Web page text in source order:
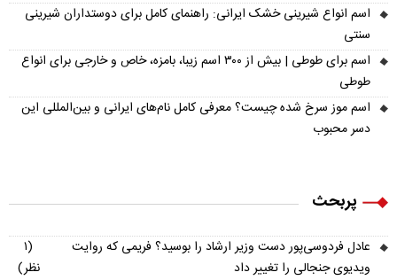
اسم انواع شیرینی خشک ایرانی: راهنمای کامل برای دوستداران شیرینی
سنتی
اسم برای طوطی | بیش از ۳۰۰ اسم زیبا، بامزه، خاص و خارجی برای انواع
طوطی
اسم موز سرخ شده چیست؟ معرفی کامل نام‌های ایرانی و بین‌المللی این
دسر محبوب
پربحث
عادل فردوسی‌پور دست وزیر ارشاد را بوسید؟ فریمی که روایت
ویدیوی جنجالی را تغییر داد
(۱
نظر)